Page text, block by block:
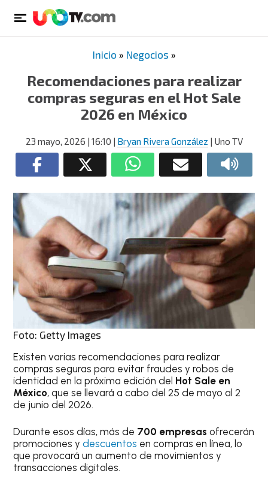
Inicio » Negocios »
Recomendaciones para realizar
compras seguras en el Hot Sale
2026 en México
23 mayo, 2026 | 16:10 | Bryan Rivera González | Uno TV
Foto: Getty Images
Existen varias recomendaciones para realizar
compras seguras para evitar fraudes y robos de
identidad en la próxima edición del Hot Sale en
México, que se llevará a cabo del 25 de mayo al 2
de junio del 2026.
Durante esos días, más de 700 empresas ofrecerán
promociones ydescuentos en compras en línea, lo
que provocará un aumento de movimientos y
transacciones digitales.